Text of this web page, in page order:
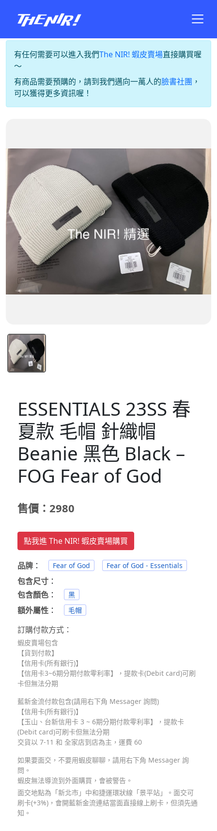
有任何需要可以進入我們The NIR! 蝦皮賣場直接購買喔
～
有商品需要預購的，請到我們邁向一萬人的臉書社團 ，
可以獲得更多資訊喔！
ESSENTIALS 23SS 春
夏款 毛帽 針織帽
Beanie 黑色 Black –
FOG Fear of God
售價：2980
點我進 The NIR! 蝦皮賣場購買
品牌 ： Fear of God Fear of God - Essentials
包含尺寸 ：
包含顏色 ： 黑
額外屬性 ： 毛帽
訂購付款方式：
蝦皮賣場包含
【貨到付款】
【信用卡(所有銀行)】
【信用卡3~6期分期付款零利率】，提款卡(Debit card)可刷
卡但無法分期
藍新金流付款包含(請用右下角 Messager 詢問)
【信用卡(所有銀行)】
【玉山、台新信用卡 3 ~ 6期分期付款零利率】，提款卡
(Debit card)可刷卡但無法分期
交貨以 7-11 和 全家店到店為主，運費 60
如果要面交，不要用蝦皮聊聊，請用右下角 Messager 詢
問。
蝦皮無法導流到外面購買，會被警告。
面交地點為「新北市」中和捷運環狀線「景平站」。面交可
刷卡(+3%)，會開藍新金流連結當面直接線上刷卡，但須先通
知。